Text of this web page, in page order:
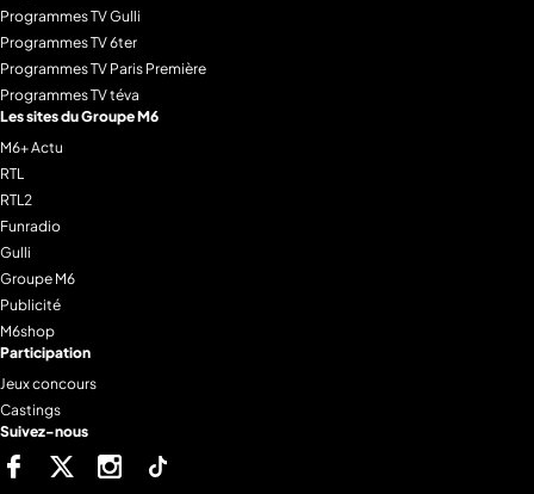
Programmes TV Gulli
Programmes TV 6ter
Programmes TV Paris Première
Programmes TV téva
Les sites du Groupe M6
M6+ Actu
RTL
RTL2
Funradio
Gulli
Groupe M6
Publicité
M6shop
Participation
Jeux concours
Castings
Suivez-nous
FacebookTwitter Instagram